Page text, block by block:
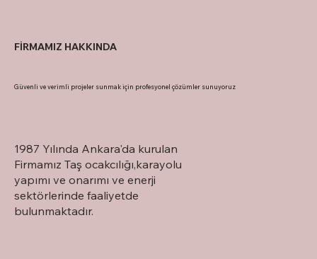
FİRMAMIZ HAKKINDA
Güvenli ve verimli projeler sunmak için profesyonel çözümler sunuyoruz
1987 Yılında Ankara'da kurulan
Firmamız Taş ocakcılığı,karayolu
yapımı ve onarımı ve enerji
sektörlerinde faaliyetde
bulunmaktadır.